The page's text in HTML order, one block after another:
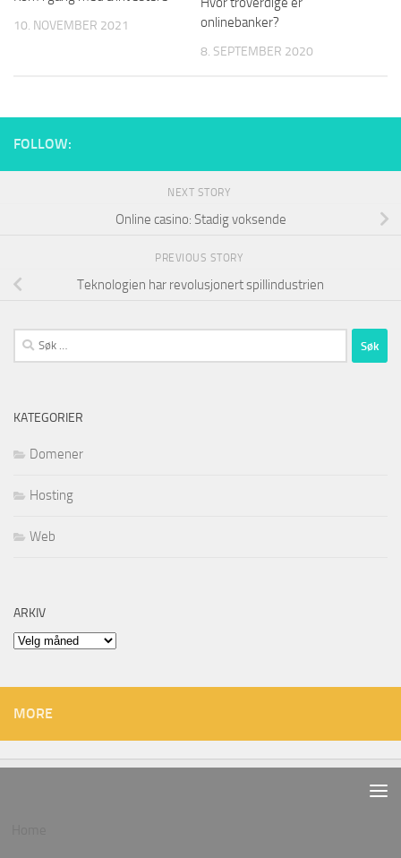
10. NOVEMBER 2021
onlinebanker?
8. SEPTEMBER 2020
FOLLOW:
NEXT STORY
Online casino: Stadig voksende
PREVIOUS STORY
Teknologien har revolusjonert spillindustrien
Søk
etter:
KATEGORIER
Domener
Hosting
Web
ARKIV
Arkiv
MORE